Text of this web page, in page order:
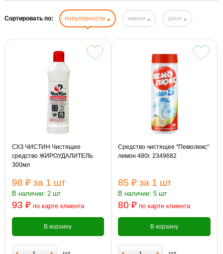
Сортировать по: популярности имени цене
СХЗ ЧИСТИН Чистящее
средство ЖИРОУДАЛИТЕЛЬ
300мл
98 ₽ за 1 шт
В наличии: 2 шт
93 ₽ по карте клиента
В корзину
Средство чистящее "Пемолюкс"
лимон 480г. 2349682
85 ₽ за 1 шт
В наличии: 5 шт
80 ₽ по карте клиента
В корзину